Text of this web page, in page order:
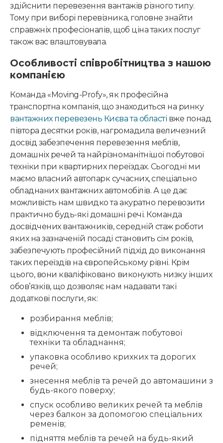
здійснити перевезення вантажів різного типу.
Тому при виборі перевізника, головне знайти
справжніх професіоналів, щоб ціна таких послуг
також вас влаштовувала.
Особливості співробітництва з нашою
компанією
Команда «Moving-Profy», як професійна
транспортна компанія, що знаходиться на ринку
вантажних перевезень Києва та області вже понад
півтора десятки років, нагромадила величезний
досвід забезпечення перевезення меблів,
домашніх речей та найрізноманітнішої побутової
техніки при квартирних переїздах. Сьогодні ми
маємо власний автопарк сучасних, спеціально
обладнаних вантажних автомобілів. А це дає
можливість нам швидко та акуратно перевозити
практично будь-які домашні речі. Команда
досвідчених вантажників, середній стаж роботи
яких на зазначеній посаді становить сім років,
забезпечують професійний підхід до виконання
таких переїздів на європейському рівні. Крім
цього, вони кваліфіковано виконують низку інших
обов’язків, що дозволяє нам надавати такі
додаткові послуги, як:
розбирання меблів;
відключення та демонтаж побутової
техніки та обладнання;
упаковка особливо крихких та дорогих
речей;
знесення меблів та речей до автомашини з
будь-якого поверху;
спуск особливо великих речей та меблів
через балкон за допомогою спеціальних
ременів;
підняття меблів та речей на будь-який